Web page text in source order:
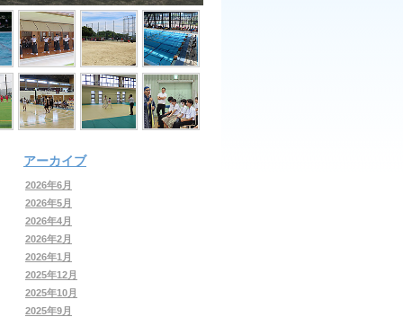
アーカイブ
2026年6月
2026年5月
2026年4月
2026年2月
2026年1月
2025年12月
2025年10月
2025年9月